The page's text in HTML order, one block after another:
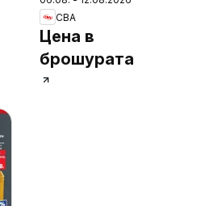
CBA
Цена в
брошурата